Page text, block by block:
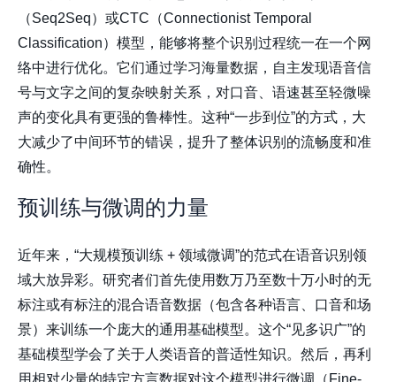
（Seq2Seq）或CTC（Connectionist Temporal
Classification）模型，能够将整个识别过程统一在一个网
络中进行优化。它们通过学习海量数据，自主发现语音信
号与文字之间的复杂映射关系，对口音、语速甚至轻微噪
声的变化具有更强的鲁棒性。这种“一步到位”的方式，大
大减少了中间环节的错误，提升了整体识别的流畅度和准
确性。
预训练与微调的力量
近年来，“大规模预训练 + 领域微调”的范式在语音识别领
域大放异彩。研究者们首先使用数万乃至数十万小时的无
标注或有标注的混合语音数据（包含各种语言、口音和场
景）来训练一个庞大的通用基础模型。这个“见多识广”的
基础模型学会了关于人类语音的普适性知识。然后，再利